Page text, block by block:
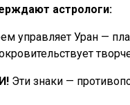
астрологи:
управляет Уран —
Эти знаки —